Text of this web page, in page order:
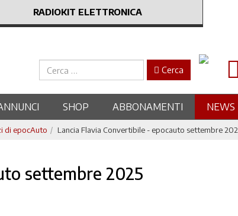
RADIOKIT ELETTRONICA
Cerca Cerca
SHOP ABBONAMENTI NEWS
di epocAuto Lancia Flavia Convertibile - epocauto settembre
settembre 2025